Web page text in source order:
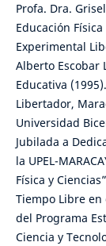
Profa. Dra.
Educación
Experimental
Alberto Escobar
Educativa
Libertador,
Universidad
Jubilada a
la UPEL-
Física y
Tiempo Libre
del Programa
Ciencia y